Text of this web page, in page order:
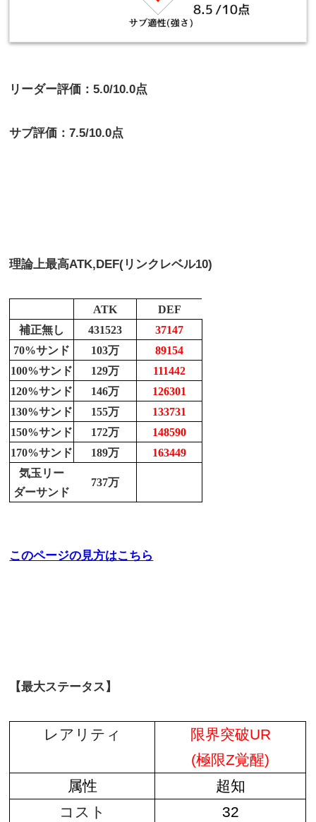
リーダー評価：5.0/10.0点
サブ評価：7.5/10.0点
理論上最高ATK,DEF(リンクレベル10)
ATK
DEF
補正無し
431523
37147
70%サンド
103万
89154
100%サンド
129万
111442
120%サンド
146万
126301
130%サンド
155万
133731
150%サンド
172万
148590
170%サンド
189万
163449
気玉リー
ダーサンド
737万
このページの見方はこちら
【最大ステータス】
レアリティ
限界突破UR
(極限Z覚醒)
属性
超知
コスト
32